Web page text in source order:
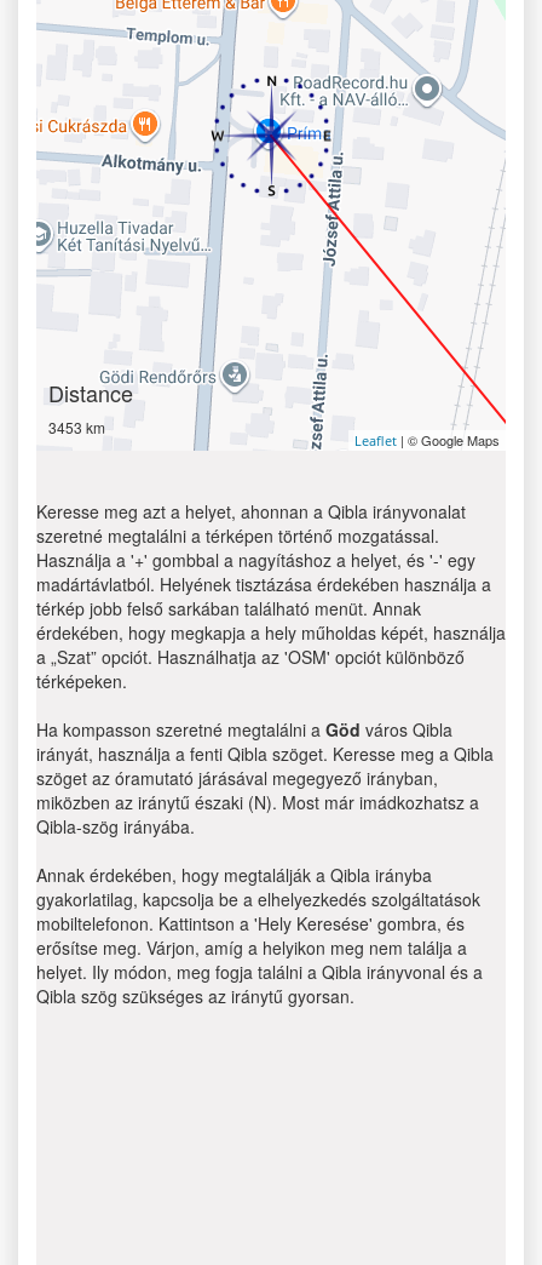
Distance
3453 km
Leaflet | © Google Maps
Keresse meg azt a helyet, ahonnan a Qibla irányvonalat
szeretné megtalálni a térképen történő mozgatással.
Használja a '+' gombbal a nagyításhoz a helyet, és '-' egy
madártávlatból. Helyének tisztázása érdekében használja a
térkép jobb felső sarkában található menüt. Annak
érdekében, hogy megkapja a hely műholdas képét, használja
a „Szat” opciót. Használhatja az 'OSM' opciót különböző
térképeken.
Ha kompasson szeretné megtalálni a Göd város Qibla
irányát, használja a fenti Qibla szöget. Keresse meg a Qibla
szöget az óramutató járásával megegyező irányban,
miközben az iránytű északi (N). Most már imádkozhatsz a
Qibla-szög irányába.
Annak érdekében, hogy megtalálják a Qibla irányba
gyakorlatilag, kapcsolja be a elhelyezkedés szolgáltatások
mobiltelefonon. Kattintson a 'Hely Keresése' gombra, és
erősítse meg. Várjon, amíg a helyikon meg nem találja a
helyet. Ily módon, meg fogja találni a Qibla irányvonal és a
Qibla szög szükséges az iránytű gyorsan.